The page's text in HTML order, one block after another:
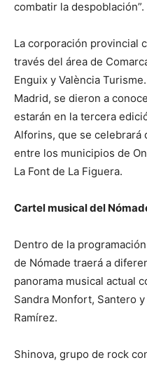
combatir la despoblación”.
La corporación provincial
través del área de
Enguix y València
Madrid, se dieron a
estarán en la tercera
Alforins, que se celebrará
entre los municipios de
La Font de La Figuera.
Cartel musical del
Dentro de la
de Nómade traerá a
panorama musical actual
Sandra Monfort, Santero
Ramírez.
Shinova, grupo de rock